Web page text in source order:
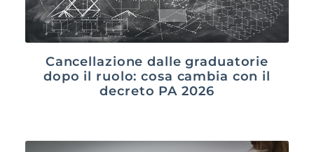
Cancellazione dalle graduatorie
dopo il ruolo: cosa cambia con il
decreto PA 2026